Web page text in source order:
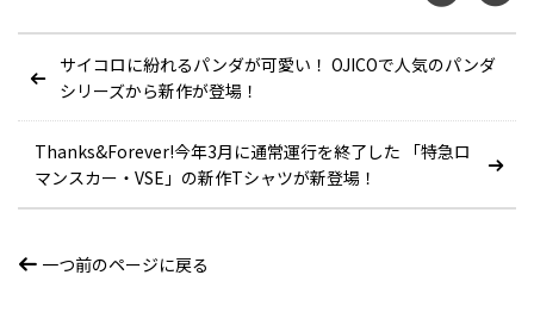
サイコロに紛れるパンダが可愛い！ OJICOで人気のパンダ
シリーズから新作が登場！
Thanks&Forever!今年3月に通常運行を終了した 「特急ロ
マンスカー・VSE」の新作Tシャツが新登場！
一つ前のページに戻る